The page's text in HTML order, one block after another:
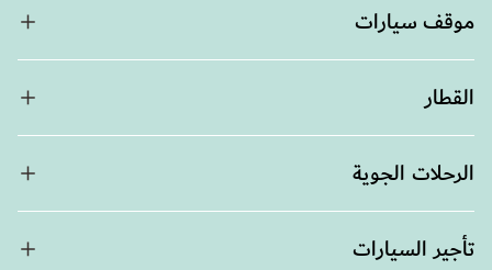
موقف سيارات
القطار
الرحلات الجوية
تأجير السيارات